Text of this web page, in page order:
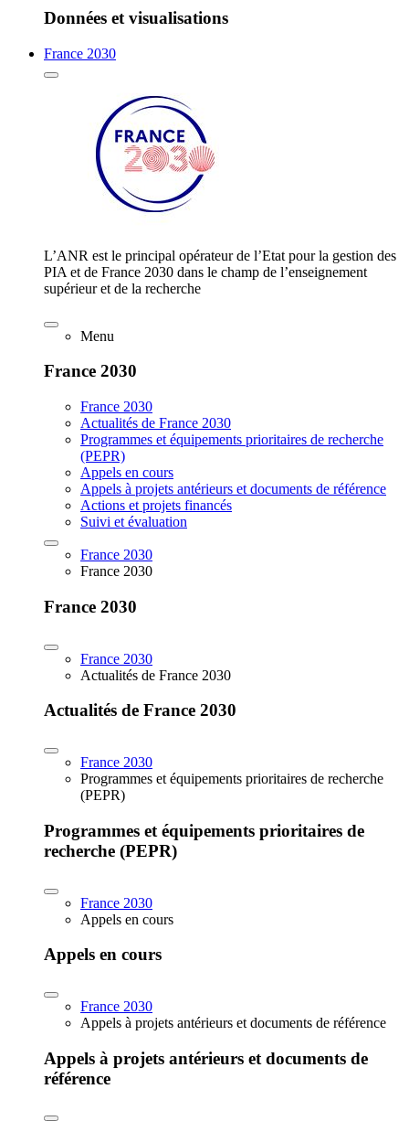
Données et visualisations
France 2030
L’ANR est le principal opérateur de l’Etat pour la gestion des
PIA et de France 2030 dans le champ de l’enseignement
supérieur et de la recherche
Menu
France 2030
France 2030
Actualités de France 2030
Programmes et équipements prioritaires de recherche
(PEPR)
Appels en cours
Appels à projets antérieurs et documents de référence
Actions et projets financés
Suivi et évaluation
France 2030
France 2030
France 2030
France 2030
Actualités de France 2030
Actualités de France 2030
France 2030
Programmes et équipements prioritaires de recherche
(PEPR)
Programmes et équipements prioritaires de
recherche (PEPR)
France 2030
Appels en cours
Appels en cours
France 2030
Appels à projets antérieurs et documents de référence
Appels à projets antérieurs et documents de
référence